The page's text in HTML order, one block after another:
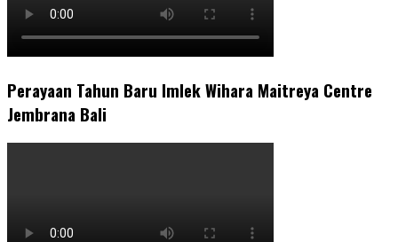
Perayaan Tahun Baru Imlek Wihara Maitreya Centre
Jembrana Bali